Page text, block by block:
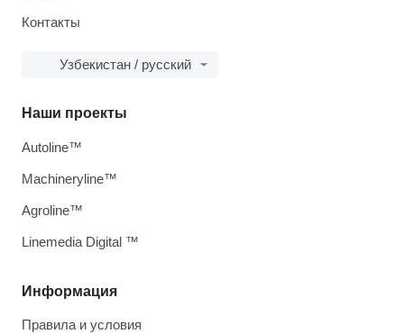
Контакты
Узбекистан / русский
Информация
Правила и условия
Наши проекты
Autoline™
Machineryline™
Agroline™
Linemedia Digital ™